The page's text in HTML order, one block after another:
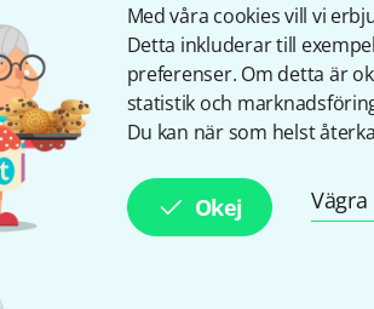
Med våra cookies vill vi
Detta inkluderar till
preferenser. Om detta är
statistik och
Du kan när som helst
Okej